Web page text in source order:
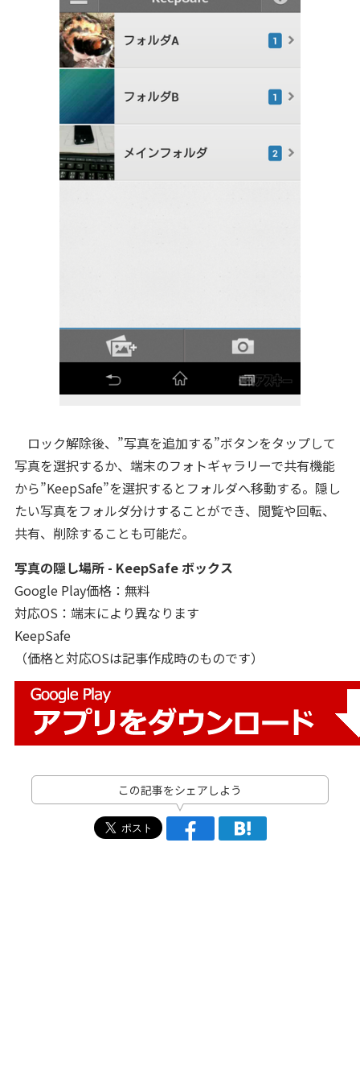
ロック解除後、”写真を追加する”ボタンをタップして
写真を選択するか、端末のフォトギャラリーで共有機能
から”KeepSafe”を選択するとフォルダへ移動する。隠し
たい写真をフォルダ分けすることができ、閲覧や回転、
共有、削除することも可能だ。
写真の隠し場所 - KeepSafe ボックス
Google Play価格：無料
対応OS：端末により異なります
KeepSafe
（価格と対応OSは記事作成時のものです）
この記事をシェアしよう